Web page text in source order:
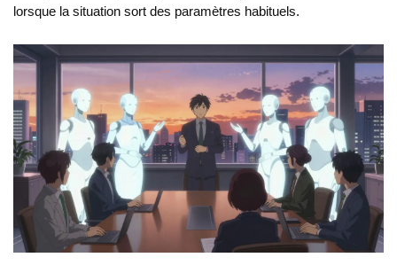
lorsque la situation sort des paramètres habituels.